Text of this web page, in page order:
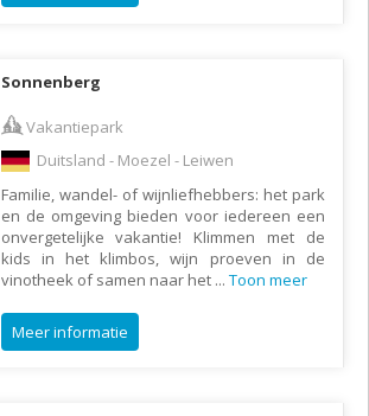
Sonnenberg
Vakantiepark
Duitsland - Moezel - Leiwen
Familie, wandel- of wijnliefhebbers: het park
en de omgeving bieden voor iedereen een
onvergetelijke vakantie! Klimmen met de
kids in het klimbos, wijn proeven in de
vinotheek of samen naar het ... Toon meer
Meer informatie